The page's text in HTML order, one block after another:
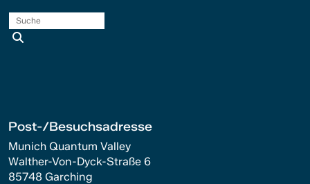
Post-/Besuchsadresse
Munich Quantum Valley
Walther-Von-Dyck-Straße 6
85748 Garching